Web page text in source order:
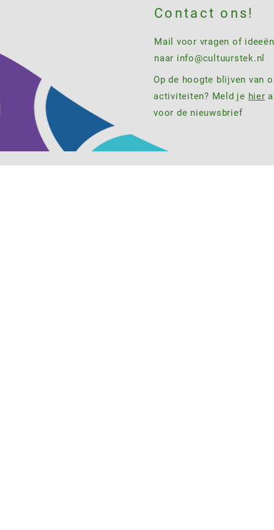
Contact ons!
Mail voor vragen of ideeën
naar info@cultuurstek.nl
Op de hoogte blijven van
activiteiten? Meld je hier
voor de nieuwsbrief